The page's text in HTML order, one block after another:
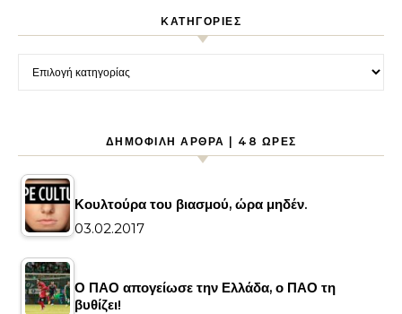
KΑΤΗΓΟΡΊΕΣ
ΔΗΜΟΦΙΛΉ ΆΡΘΡΑ | 48 ΏΡΕΣ
Κουλτούρα του βιασμού, ώρα μηδέν.
03.02.2017
Ο ΠΑΟ απογείωσε την Ελλάδα, ο ΠΑΟ τη
βυθίζει!